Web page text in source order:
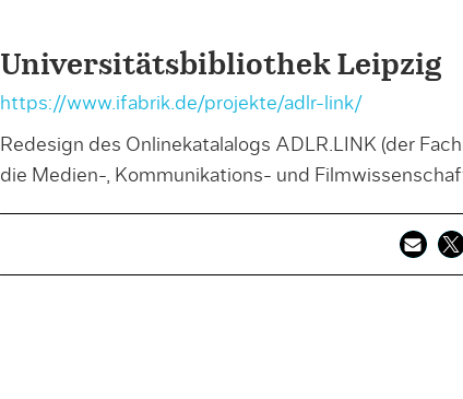
Universitätsbibliothek Leipzig
https://www.ifabrik.de/projekte/adlr-link/
Redesign des Onlinekatalalogs ADLR.LINK (der
die Medien-, Kommunikations- und